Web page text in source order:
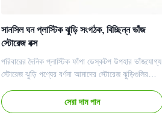
সানসিল ঘন প্লাস্টিক ঝুড়ি সংগঠক, বিচ্ছিন্ন ভাঁজ
স্টোরেজ বক্স
পরিবারের দৈনিক প্লাস্টিক ফাঁপা ডেস্কটপ উপহার ভাঁজযোগ্য
স্টোরেজ ঝুড়ি পণ্যের বর্ণনা আমাদের স্টোরেজ ঝুড়িগুলির
পুরোপুরি ফিট করে এবং সেগুলিকে সহজেই ভাঁজ করা যেতে
পারে যাতে সংরক্ষণ করা হয় এবং ব্যবহার না করা হয়। চার
সেরা দাম পান